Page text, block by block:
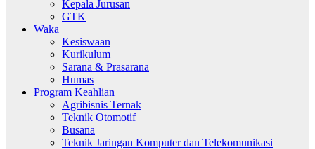
Kepala Jurusan
GTK
Waka
Kesiswaan
Kurikulum
Sarana & Prasarana
Humas
Program Keahlian
Agribisnis Ternak
Teknik Otomotif
Busana
Teknik Jaringan Komputer dan Telekomunikasi